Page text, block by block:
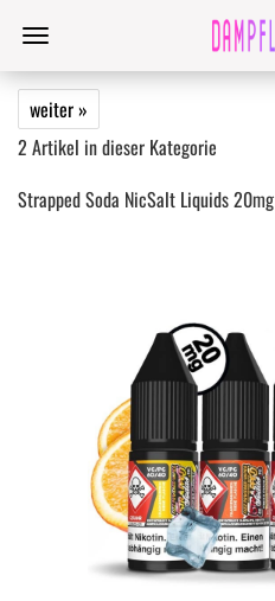
weiter »
2 Artikel in dieser Kategorie
Strapped Soda NicSalt Liquids 20mg